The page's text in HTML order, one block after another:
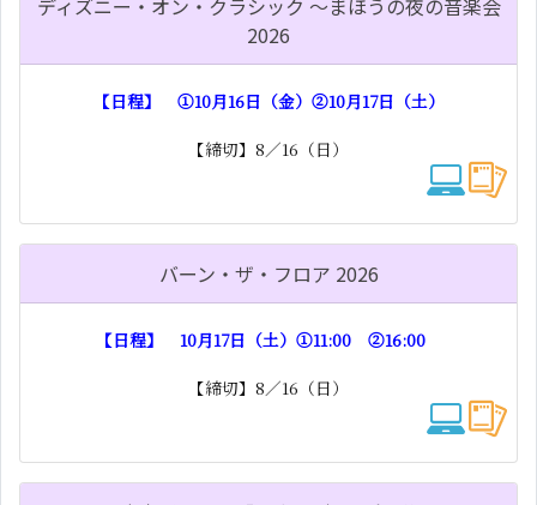
ディズニー・オン・クラシック ～まほうの夜の音楽会
2026
【日程】 ①10月16日（金）②10月17日（土）
【締切】8／16（日）
バーン・ザ・フロア 2026
【日程】 10月17日（土）①11:00 ②16:00
【締切】8／16（日）